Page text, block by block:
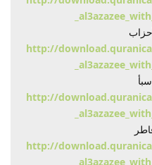
http://
http://
http://